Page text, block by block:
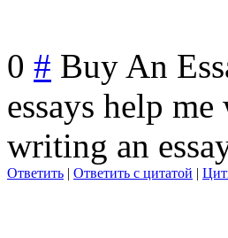
0 # Buy An
essays help
writing an
Ответить | Ответить с цитатой |